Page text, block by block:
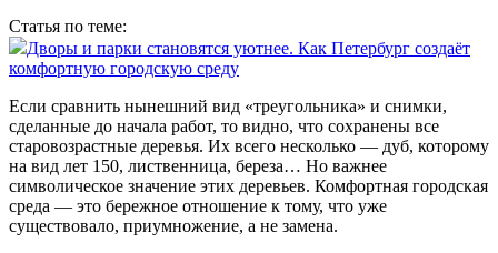
Статья по теме:
Дворы и парки становятся уютнее. Как Петербург создаёт
комфортную городскую среду
Если сравнить нынешний вид «треугольника» и снимки,
сделанные до начала работ, то видно, что сохранены все
старовозрастные деревья. Их всего несколько — дуб, которому
на вид лет 150, лиственница, береза… Но важнее
символическое значение этих деревьев. Комфортная городская
среда — это бережное отношение к тому, что уже
существовало, приумножение, а не замена.